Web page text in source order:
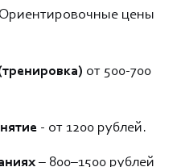
цены
от 500-700
- от 1200 рублей.
– 800–1500 рублей